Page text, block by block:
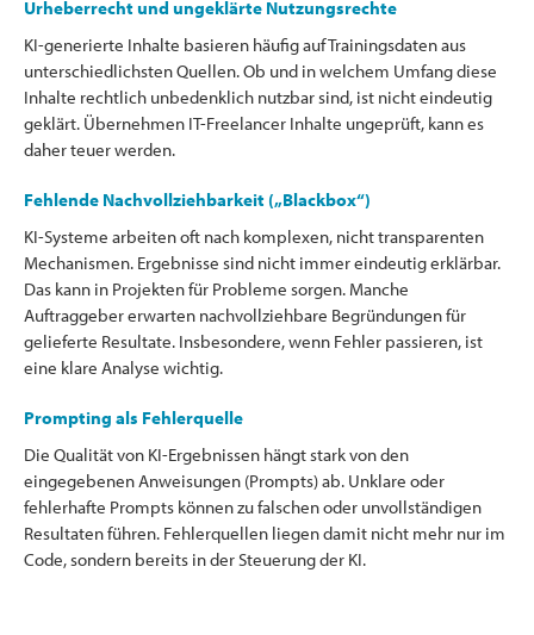
Urheberrecht und ungeklärte Nutzungsrechte
KI-generierte Inhalte basieren häufig auf Trainingsdaten aus
unterschiedlichsten Quellen. Ob und in welchem Umfang diese
Inhalte rechtlich unbedenklich nutzbar sind, ist nicht eindeutig
geklärt. Übernehmen IT-Freelancer Inhalte ungeprüft, kann es
daher teuer werden.
Fehlende Nachvollziehbarkeit („Blackbox“)
KI-Systeme arbeiten oft nach komplexen, nicht transparenten
Mechanismen. Ergebnisse sind nicht immer eindeutig erklärbar.
Das kann in Projekten für Probleme sorgen. Manche
Auftraggeber erwarten nachvollziehbare Begründungen für
gelieferte Resultate. Insbesondere, wenn Fehler passieren, ist
eine klare Analyse wichtig.
Prompting als Fehlerquelle
Die Qualität von KI-Ergebnissen hängt stark von den
eingegebenen Anweisungen (Prompts) ab. Unklare oder
fehlerhafte Prompts können zu falschen oder unvollständigen
Resultaten führen. Fehlerquellen liegen damit nicht mehr nur im
Code, sondern bereits in der Steuerung der KI.